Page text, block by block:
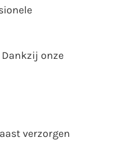
Dankzij onze
verzorgen